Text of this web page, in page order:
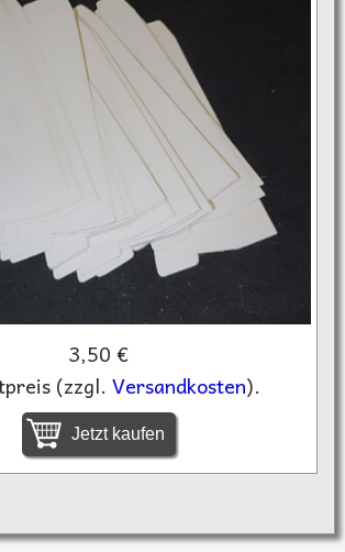
3,50 €
(zzgl.Versandkosten).
Jetzt kaufen